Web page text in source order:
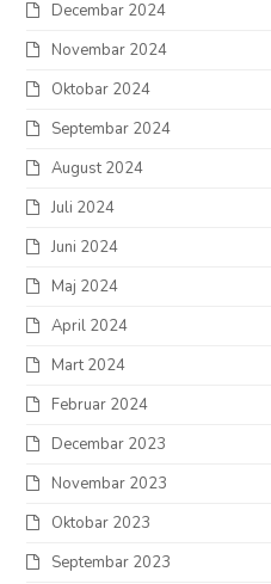
Decembar 2024
Novembar 2024
Oktobar 2024
Septembar 2024
August 2024
Juli 2024
Juni 2024
Maj 2024
April 2024
Mart 2024
Februar 2024
Decembar 2023
Novembar 2023
Oktobar 2023
Septembar 2023